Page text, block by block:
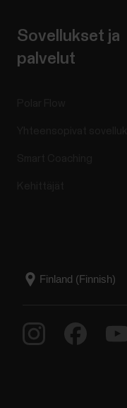
Sovellukset ja
palvelut